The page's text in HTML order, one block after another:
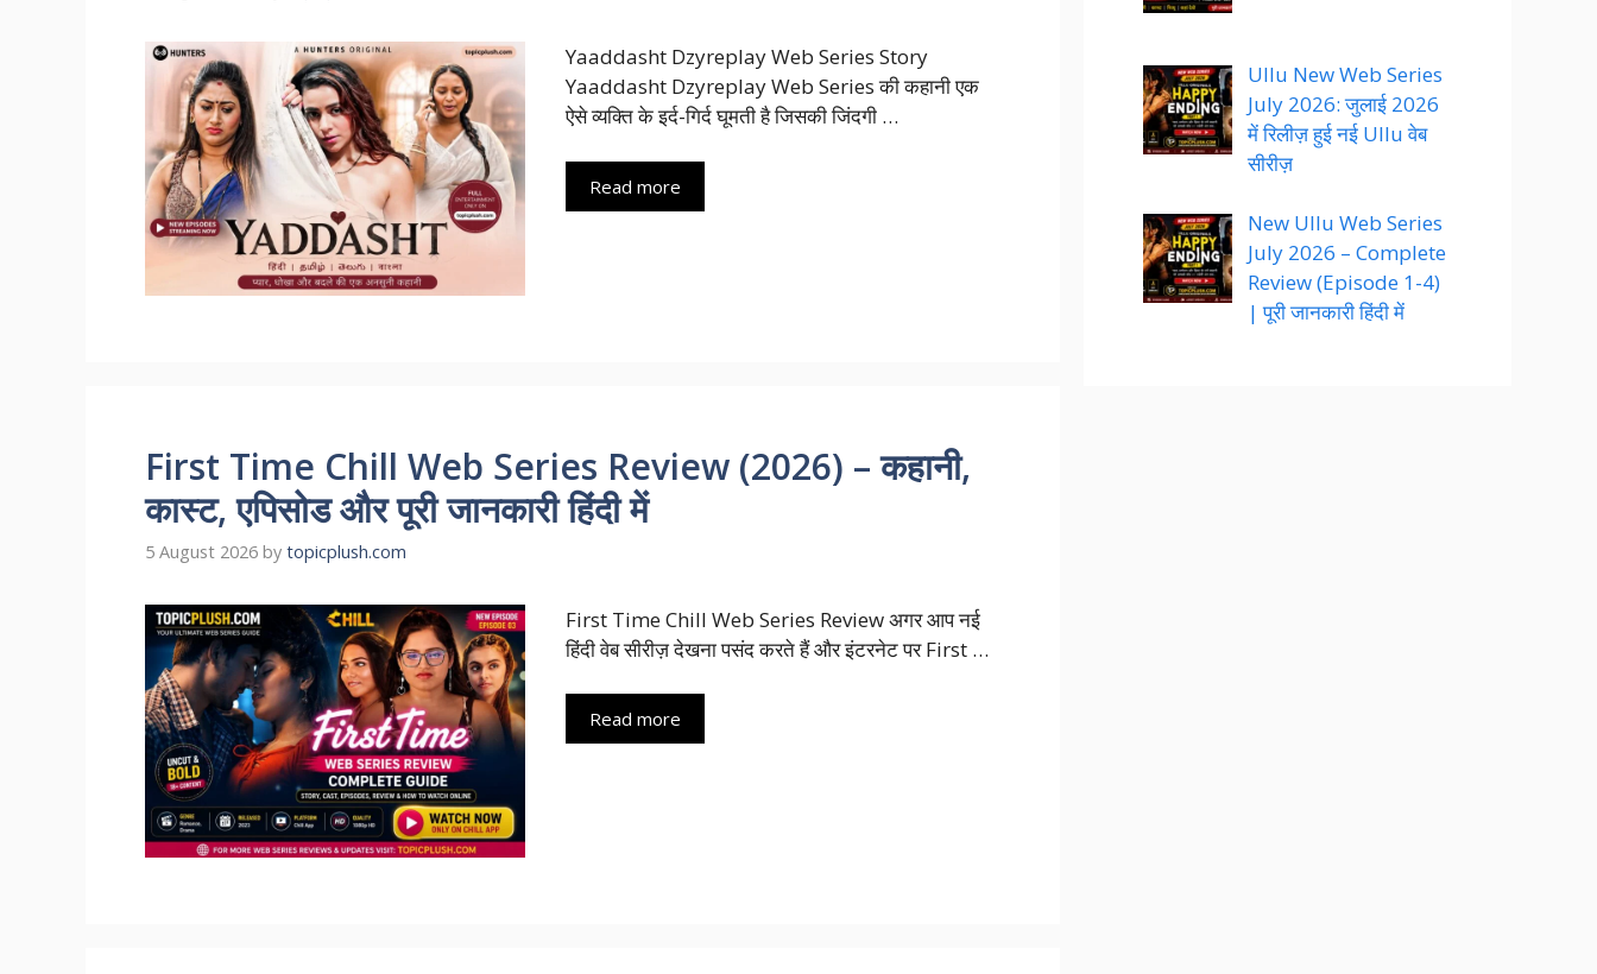
Yaaddasht Dzyreplay Web Series Story
Yaaddasht Dzyreplay Web Series की कहानी एक
ऐसे व्यक्ति के इर्द-गिर्द घूमती है जिसकी जिंदगी …
Read more
First Time Chill Web Series Review (2026) – कहानी,
कास्ट, एपिसोड और पूरी जानकारी हिंदी में
5 August 2026 by topicplush.com
First Time Chill Web Series Review अगर आप नई
हिंदी वेब सीरीज़ देखना पसंद करते हैं और इंटरनेट पर First …
Read more
Ullu New Web Series
July 2026: जुलाई 2026
में रिलीज़ हुई नई Ullu वेब
सीरीज़
New Ullu Web Series
July 2026 – Complete
Review (Episode 1-4)
| पूरी जानकारी हिंदी में